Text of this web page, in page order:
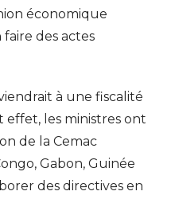
économique
faire des actes
à une fiscalité
effet, les ministres ont
de la Cemac
Gabon, Guinée
des directives en